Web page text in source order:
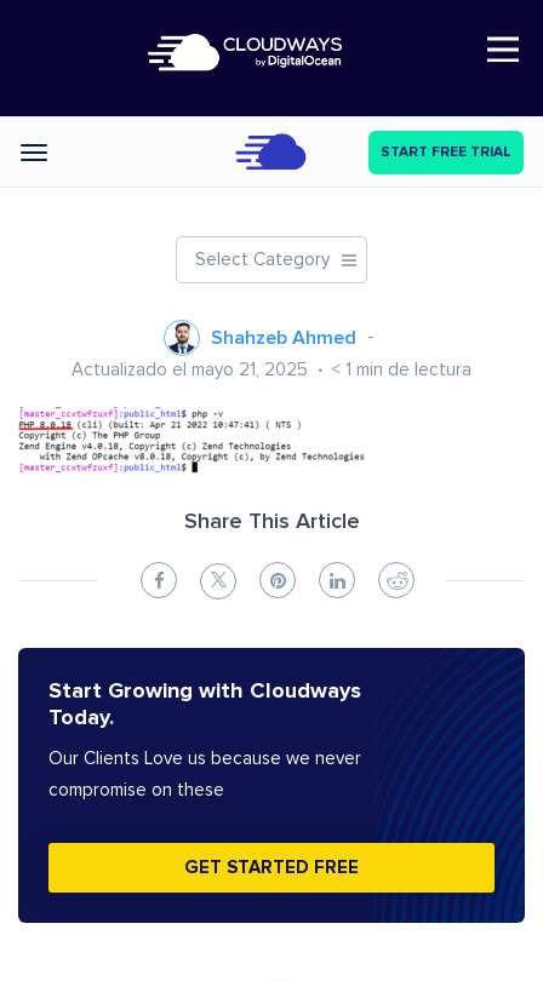
Open Nav
Categories START FREE TRIAL
Select Category
Shahzeb Ahmed
Actualizado el mayo 21, 2025 < 1 min de lectura
Share This Article
Start Growing with Cloudways
Today.
Our Clients Love us because we never
compromise on these
GET STARTED FREE